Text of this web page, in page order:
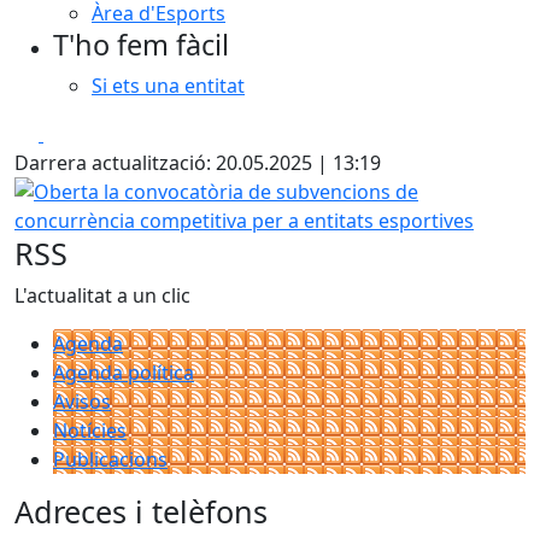
Àrea d'Esports
T'ho fem fàcil
Si ets una entitat
Darrera actualització: 20.05.2025 | 13:19
Oberta la convocatòria de subvencions de concurrència
RSS
L'actualitat a un clic
Agenda
Agenda política
Avisos
Notícies
Publicacions
Adreces i telèfons